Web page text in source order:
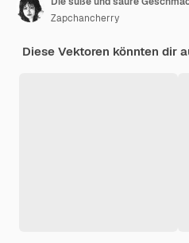
Zapchancherry
Diese Vektoren könnten dir